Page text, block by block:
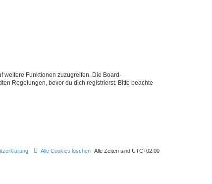
weitere Funktionen zuzugreifen. Die Board-
Regelungen, bevor du dich registrierst. Bitte beachte
Alle Zeiten sind UTC+02:00
Alle Cookies löschen